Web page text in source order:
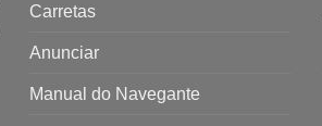
Carretas
Anunciar
Manual do Navegante